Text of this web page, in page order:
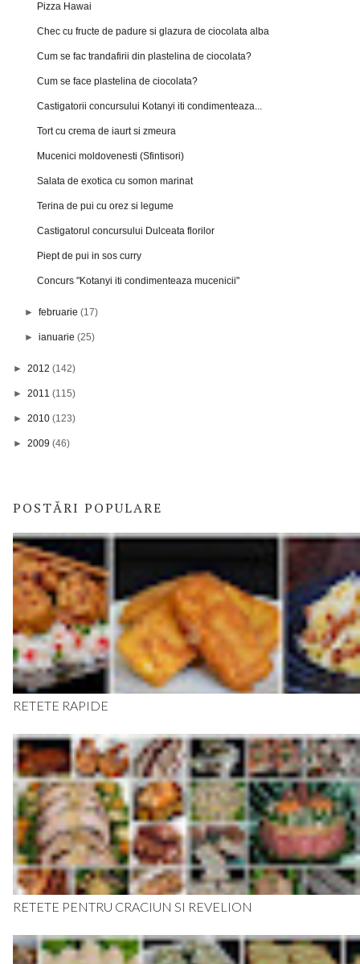
Pizza Hawai
Chec cu fructe de padure si glazura de ciocolata alba
Cum se fac trandafirii din plastelina de ciocolata?
Cum se face plastelina de ciocolata?
Castigatorii concursului Kotanyi iti condimenteaza...
Tort cu crema de iaurt si zmeura
Mucenici moldovenesti (Sfintisori)
Salata de exotica cu somon marinat
Terina de pui cu orez si legume
Castigatorul concursului Dulceata florilor
Piept de pui in sos curry
Concurs "Kotanyi iti condimenteaza mucenicii"
►februarie(17)
►ianuarie(25)
► 2012 (142)
► 2011 (115)
► 2010 (123)
► 2009 (46)
POSTĂRI POPULARE
RETETE RAPIDE
RETETE PENTRU CRACIUN SI REVELION